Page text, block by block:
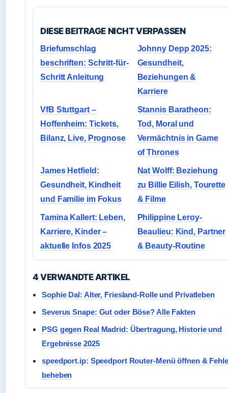
DIESE BEITRAGE NICHT VERPASSEN
Briefumschlag
beschriften: Schritt-für-
Schritt Anleitung
Johnny Depp 2025:
Gesundheit,
Beziehungen &
Karriere
VfB Stuttgart –
Hoffenheim: Tickets,
Bilanz, Live, Prognose
Stannis Baratheon:
Tod, Moral und
Vermächtnis in Game
of Thrones
James Hetfield:
Gesundheit, Kindheit
und Familie im Fokus
Nat Wolff: Beziehung
zu Billie Eilish, Tourette
& Filme
Tamina Kallert: Leben,
Karriere, Kinder –
aktuelle Infos 2025
Philippine Leroy-
Beaulieu: Kind, Partner
& Beauty-Routine
4 VERWANDTE ARTIKEL
Sophie Dal: Alter, Friesland-Rolle und Privatleben
Severus Snape: Gut oder Böse? Alle Fakten
PSG gegen Real Madrid: Übertragung, Historie und
Ergebnisse 2025
speedport.ip: Speedport Router-Menü öffnen &
beheben